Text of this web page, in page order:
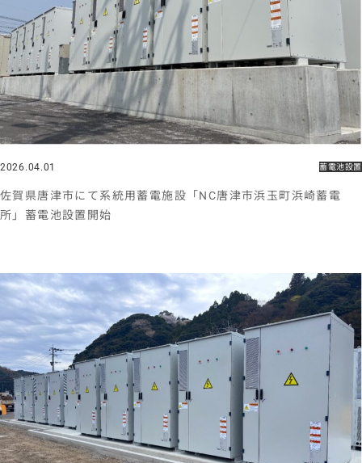
2026.04.01 蓄電池設置
佐賀県唐津市にて系統用蓄電施設「NC唐津市浜玉町浜崎蓄電
所」蓄電池設置開始